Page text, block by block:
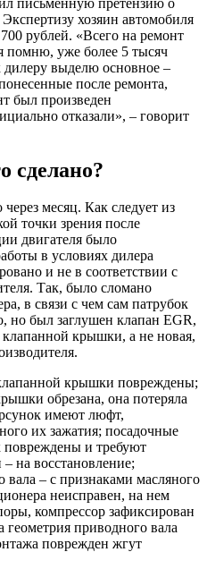
хозяин автомобиля
рублей. «Всего на ремонт
помню, уже более 5 тысяч
выделю основное –
после ремонта,
был произведен
отказали», – говорит
сделано?
месяц. Как следует из
точки зрения после
двигателя было
в условиях дилера
и не в соответствии с
Так, было сломано
в связи с чем сам патрубок
но был заглушен клапан EGR,
клапанной крышки, а не новая,
крышки повреждены;
обрезана, она потеряла
имеют люфт,
их зажатия; посадочные
повреждены и требуют
на восстановление;
вала – с признаками масляного
неисправен, на нем
компрессор зафиксирован
приводного вала
поврежден жгут